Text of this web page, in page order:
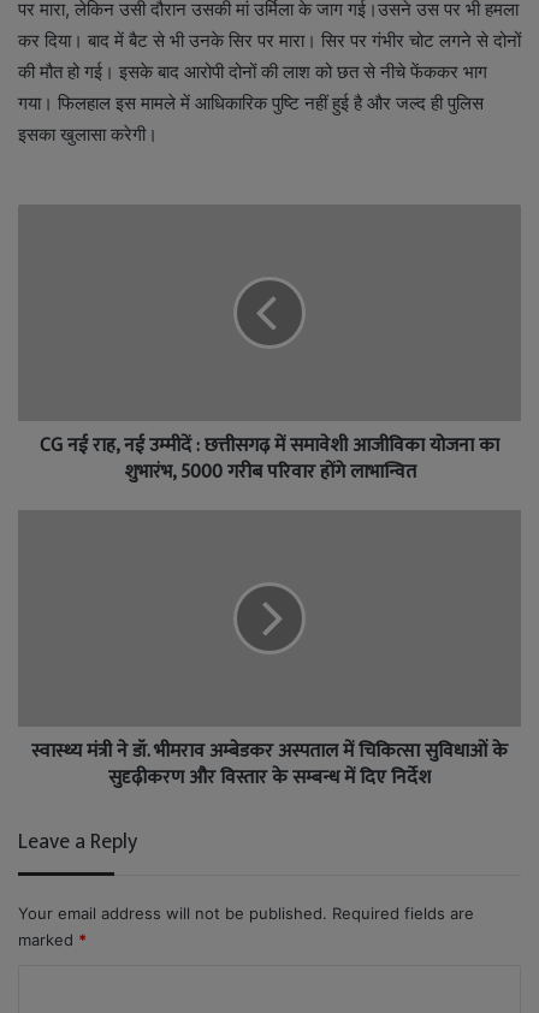
पर मारा, लेकिन उसी दौरान उसकी मां उर्मिला के जाग गई।उसने उस पर भी हमला
कर दिया। बाद में बैट से भी उनके सिर पर मारा। सिर पर गंभीर चोट लगने से दोनों
की मौत हो गई। इसके बाद आरोपी दोनों की लाश को छत से नीचे फेंककर भाग
गया। फिलहाल इस मामले में आधिकारिक पुष्टि नहीं हुई है और जल्द ही पुलिस
इसका खुलासा करेगी।
CG नई राह, नई उम्मीदें : छत्तीसगढ़ में समावेशी आजीविका योजना का
शुभारंभ, 5000 गरीब परिवार होंगे लाभान्वित
स्वास्थ्य मंत्री ने डॉ. भीमराव अम्बेडकर अस्पताल में चिकित्सा सुविधाओं के
सुदृढ़ीकरण और विस्तार के सम्बन्ध में दिए निर्देश
Leave a Reply
Your email address will not be published. Required fields are
marked *